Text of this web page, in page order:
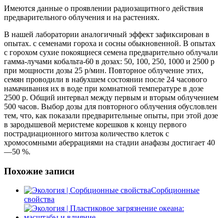
Имеются данные о проявлении радиозащитного действия
предварительного облучения и на растениях.
В нашей лаборатории аналогичный эффект зафиксирован в
опытах. с семенами гороха и сосны обыкновенной. В опытах
с горохом сухие покоящиеся семена предварительно облучали
гамма-лучами кобальта-60 в дозах: 50, 100, 250, 1000 и 2500 р
при мощности дозы 25 р/мин. Повторное облучение этих,
семян проводили в набухшем состоянии после 24 часового
намачивания их в воде при комнатной температуре в дозе
2500 р. Общий интервал между первым и вторым облучением
500 часов. Выбор дозы для повторного облучения обусловлен
тем, что, как показали предварительные опыты, при этой дозе
в зародышевой меристеме корешков к концу первого
пострадиационного митоза количество клеток с
хромосомными аберрациями на стадии анафазы достигает 40
—50 %.
Похожие записи
Сорбционные
свойства